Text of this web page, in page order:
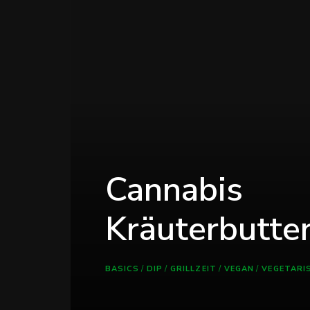
Cannabis
BASICS / DIP / GRILLZEIT / VEGAN /